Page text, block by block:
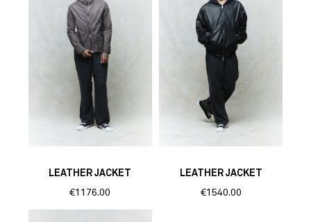
LEATHER JACKET
€1176.00
LEATHER JACKET
€1540.00